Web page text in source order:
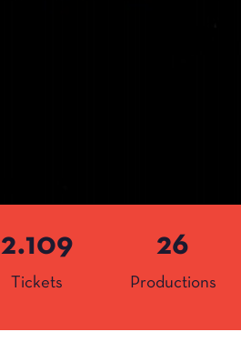
Tickets
2.109
Productions
26